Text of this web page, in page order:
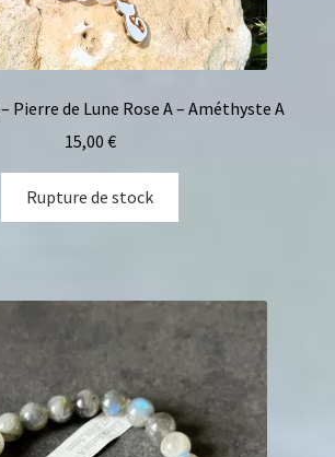
Pierre de Lune Rose A – Améthyste A
15,00 €
Rupture de stock